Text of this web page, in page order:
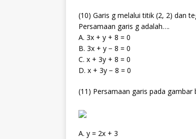
(10) Garis g melalui titik (2, 2) dan
Persamaan garis g adalah….
A. 3x + y + 8 = 0
B. 3x + y − 8 = 0
C. x + 3y + 8 = 0
D. x + 3y − 8 = 0
(11) Persamaan garis pada gambar
A. y = 2x + 3